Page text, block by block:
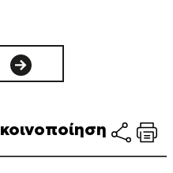
κοινοποίηση